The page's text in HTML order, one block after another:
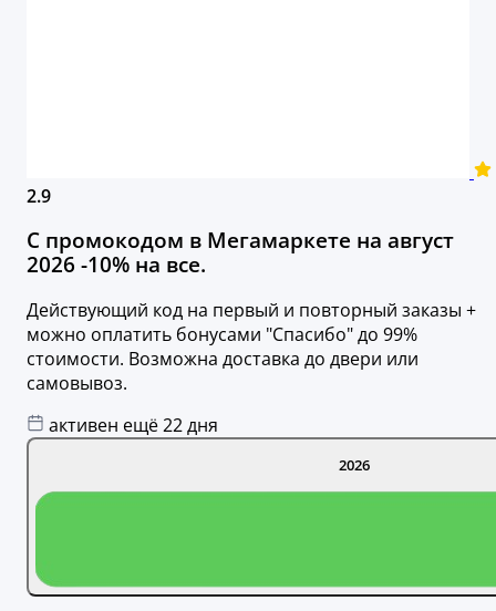
2.9
С промокодом в Мегамаркете на август
2026 -10% на все.
Действующий код на первый и повторный заказы +
можно оплатить бонусами "Спасибо" до 99%
стоимости. Возможна доставка до двери или
самовывоз.
активен ещё 22 дня
2026